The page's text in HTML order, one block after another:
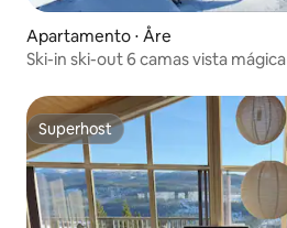
Apartamento ⋅ Åre
Ski-in ski-out 6 camas vista mágica
Superhost
Superhost